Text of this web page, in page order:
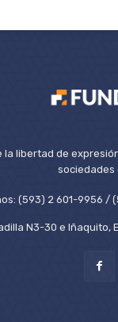
la libertad de
sociedades
(593) 2 601-9956 /
N3-30 e Iñaquito,